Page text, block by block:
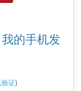
的手机发
证)